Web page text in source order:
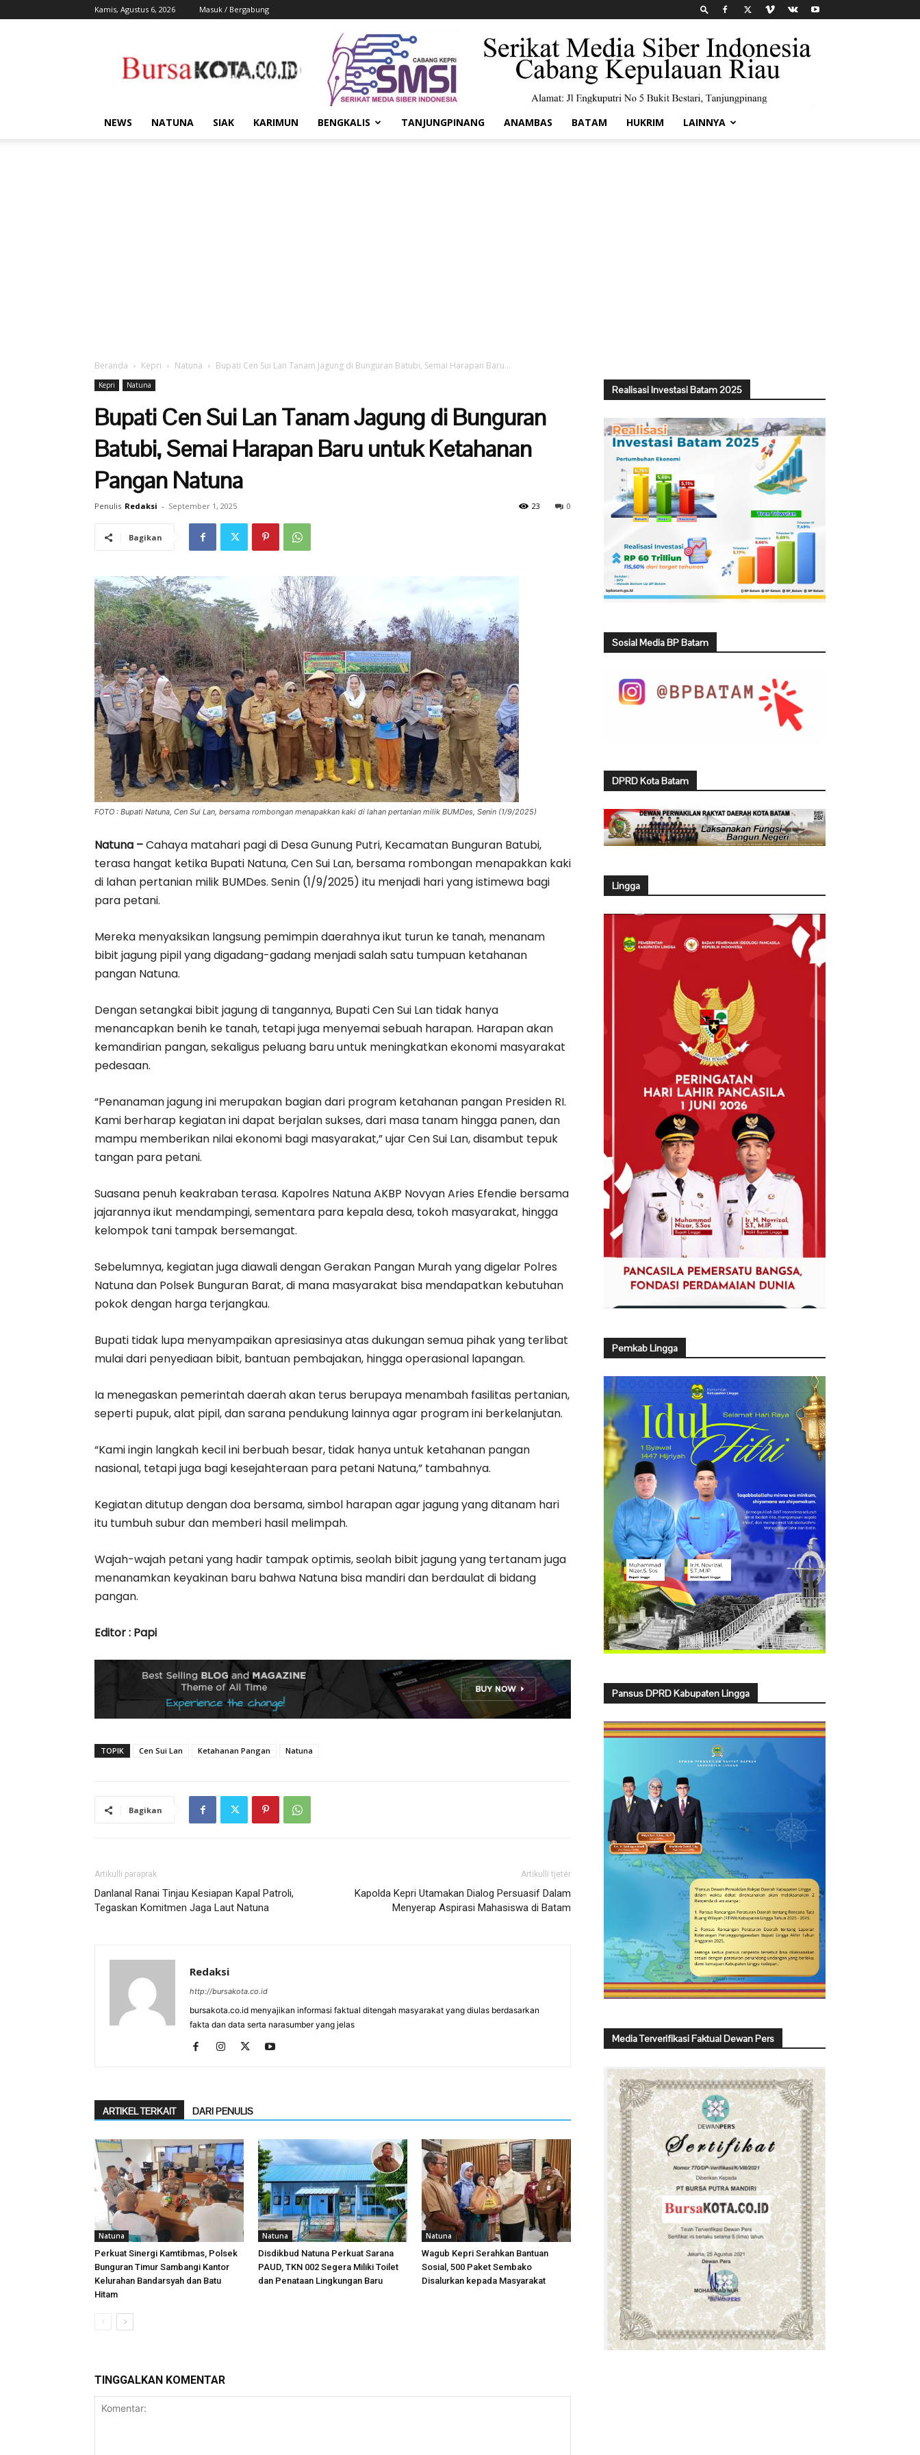
Kamis, Agustus 6, 2026 Masuk / Bergabung
Kota
NEWS NATUNA SIAK KARIMUN BENGKALIS TANJUNGPINANG ANAMBAS BATAM HUKRIM LAINNYA
Beranda Kepri Natuna Bupati Cen Sui Lan Tanam Jagung di Bunguran Batubi, Semai Harapan Baru...
Kepri Natuna
Bupati Cen Sui Lan Tanam Jagung di Bunguran
Batubi, Semai Harapan Baru untuk Ketahanan
Pangan Natuna
Penulis Redaksi - September 1, 2025 0
23
Bagikan
FOTO : Bupati Natuna, Cen Sui Lan, bersama rombongan menapakkan kaki di lahan pertanian milik BUMDes, Senin (1/9/2025)
Natuna –Cahaya matahari pagi di Desa Gunung Putri, Kecamatan Bunguran Batubi,
terasa hangat ketika Bupati Natuna, Cen Sui Lan, bersama rombongan menapakkan kaki
di lahan pertanian milik BUMDes. Senin (1/9/2025) itu menjadi hari yang istimewa bagi
para petani.
Mereka menyaksikan langsung pemimpin daerahnya ikut turun ke tanah, menanam
bibit jagung pipil yang digadang-gadang menjadi salah satu tumpuan ketahanan
pangan Natuna.
Dengan setangkai bibit jagung di tangannya, Bupati Cen Sui Lan tidak hanya
menancapkan benih ke tanah, tetapi juga menyemai sebuah harapan. Harapan akan
kemandirian pangan, sekaligus peluang baru untuk meningkatkan ekonomi masyarakat
pedesaan.
“Penanaman jagung ini merupakan bagian dari program ketahanan pangan Presiden RI.
Kami berharap kegiatan ini dapat berjalan sukses, dari masa tanam hingga panen, dan
mampu memberikan nilai ekonomi bagi masyarakat,” ujar Cen Sui Lan, disambut tepuk
tangan para petani.
Suasana penuh keakraban terasa. Kapolres Natuna AKBP Novyan Aries Efendie bersama
jajarannya ikut mendampingi, sementara para kepala desa, tokoh masyarakat, hingga
kelompok tani tampak bersemangat.
Sebelumnya, kegiatan juga diawali dengan Gerakan Pangan Murah yang digelar Polres
Natuna dan Polsek Bunguran Barat, di mana masyarakat bisa mendapatkan kebutuhan
pokok dengan harga terjangkau.
Bupati tidak lupa menyampaikan apresiasinya atas dukungan semua pihak yang terlibat
mulai dari penyediaan bibit, bantuan pembajakan, hingga operasional lapangan.
Ia menegaskan pemerintah daerah akan terus berupaya menambah fasilitas pertanian,
seperti pupuk, alat pipil, dan sarana pendukung lainnya agar program ini berkelanjutan.
“Kami ingin langkah kecil ini berbuah besar, tidak hanya untuk ketahanan pangan
nasional, tetapi juga bagi kesejahteraan para petani Natuna,” tambahnya.
Kegiatan ditutup dengan doa bersama, simbol harapan agar jagung yang ditanam hari
itu tumbuh subur dan memberi hasil melimpah.
Wajah-wajah petani yang hadir tampak optimis, seolah bibit jagung yang tertanam juga
menanamkan keyakinan baru bahwa Natuna bisa mandiri dan berdaulat di bidang
pangan.
Editor : Papi
TOPIK Cen Sui Lan Ketahanan Pangan Natuna
Bagikan
Artikulli paraprak
Danlanal Ranai Tinjau Kesiapan Kapal Patroli,
Tegaskan Komitmen Jaga Laut Natuna
Artikulli tjetër
Kapolda Kepri Utamakan Dialog Persuasif Dalam
Menyerap Aspirasi Mahasiswa di Batam
Redaksi
http://bursakota.co.id
bursakota.co.id menyajikan informasi faktual ditengah masyarakat yang diulas berdasarkan
fakta dan data serta narasumber yang jelas
ARTIKEL TERKAIT DARI PENULIS
Natuna
Perkuat Sinergi Kamtibmas, Polsek
Bunguran Timur Sambangi Kantor
Kelurahan Bandarsyah dan Batu
Hitam
Natuna
Disdikbud Natuna Perkuat Sarana
PAUD, TKN 002 Segera Miliki Toilet
dan Penataan Lingkungan Baru
Natuna
Wagub Kepri Serahkan Bantuan
Sosial, 500 Paket Sembako
Disalurkan kepada Masyarakat
TINGGALKAN KOMENTAR
Realisasi Investasi Batam 2025
Sosial Media BP Batam
DPRD Kota Batam
Lingga
Pemkab Lingga
Pansus DPRD Kabupaten Lingga
Media Terverifikasi Faktual Dewan Pers